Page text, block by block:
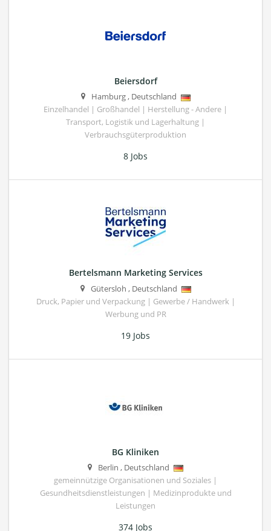
Beiersdorf
Hamburg, Deutschland
Einzelhandel | Großhandel | Herstellung - Andere |
Transport, Logistik und Lagerhaltung |
Verbrauchsgüterproduktion
8 Jobs
Bertelsmann Marketing Services
Gütersloh , Deutschland
Druck, Papier und Verpackung | Gewerbe / Handwerk |
Werbung und PR
19 Jobs
BG Kliniken
Berlin , Deutschland
gemeinnützige Organisationen und Soziales |
Gesundheitsdienstleistungen | Medizinprodukte und
Leistungen
374 Jobs